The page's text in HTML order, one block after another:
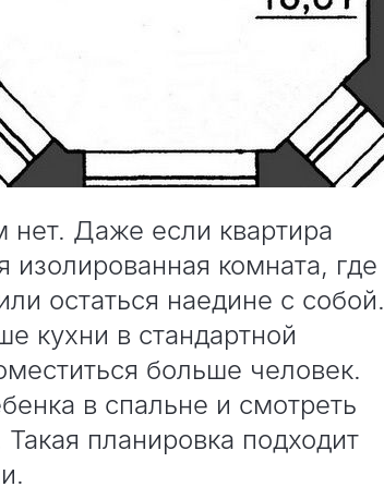
нет. Даже если квартира
изолированная комната, где
остаться наедине с собой.
кухни в стандартной
больше человек.
в спальне и смотреть
планировка подходит